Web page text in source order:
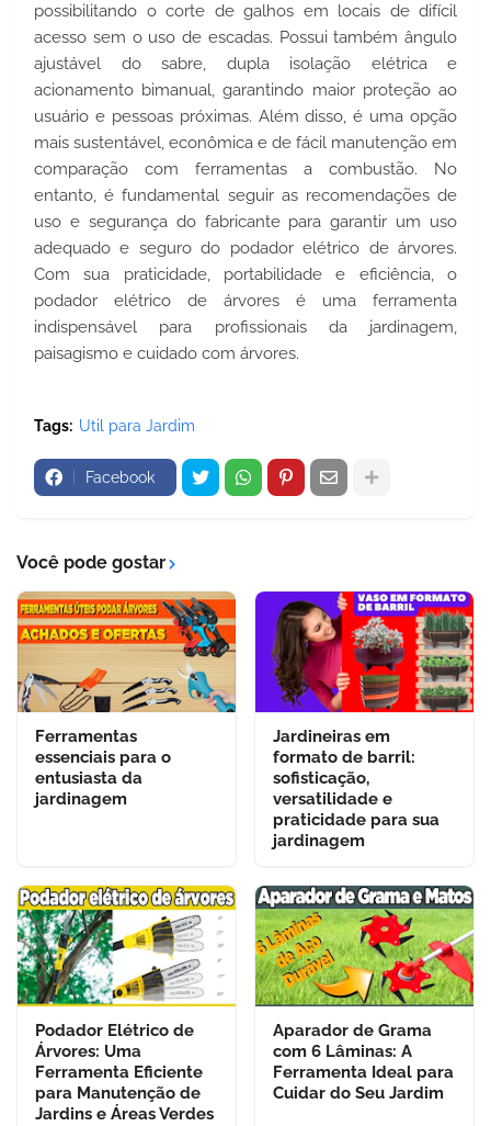
possibilitando o corte de galhos em locais de difícil
acesso sem o uso de escadas. Possui também ângulo
ajustável do sabre, dupla isolação elétrica e
acionamento bimanual, garantindo maior proteção ao
usuário e pessoas próximas. Além disso, é uma opção
mais sustentável, econômica e de fácil manutenção em
comparação com ferramentas a combustão. No
entanto, é fundamental seguir as recomendações de
uso e segurança do fabricante para garantir um uso
adequado e seguro do podador elétrico de árvores.
Com sua praticidade, portabilidade e eficiência, o
podador elétrico de árvores é uma ferramenta
indispensável para profissionais da jardinagem,
paisagismo e cuidado com árvores.
Tags: Util para Jardim
Facebook
Você pode gostar
Ferramentas
essenciais para o
entusiasta da
jardinagem
Jardineiras em
formato de barril:
sofisticação,
versatilidade e
praticidade para sua
jardinagem
Podador Elétrico de
Árvores: Uma
Ferramenta Eficiente
para Manutenção de
Jardins e Áreas Verdes
Aparador de Grama
com 6 Lâminas: A
Ferramenta Ideal para
Cuidar do Seu Jardim